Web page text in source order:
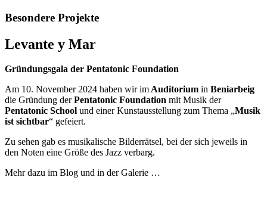
Besondere Projekte
Levante y Mar
Gründungsgala der Pentatonic Foundation
Am 10. November 2024 haben wir imAuditorium in Beniarbeig
die Gründung derPentatonic Foundation mit Musik der
Pentatonic School und einer Kunstausstellung zum Thema „Musik
ist sichtbar“ gefeiert.
Zu sehen gab es musikalische Bilderrätsel, bei der sich jeweils in
den Noten eine Größe des Jazz verbarg.
Mehr dazu im Blog und in der Galerie …